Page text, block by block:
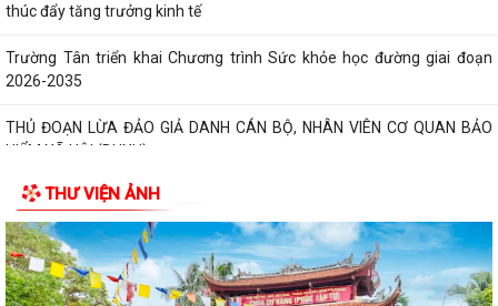
thúc đẩy tăng trưởng kinh tế
Trường Tân triển khai Chương trình Sức khỏe học đường giai đoạn
2026-2035
THỦ ĐOẠN LỪA ĐẢO GIẢ DANH CÁN BỘ, NHÂN VIÊN CƠ QUAN BẢO
HIỂM XÃ HỘI (BHXH)
Xã Trường Tân tăng cường phân loại chất thải rắn sinh hoạt tại nguồn,
thúc đẩy chuyển đổi xanh
Phát huy sức mạnh toàn xã hội trong kiểm soát mất cân bằng giới tính
khi sinh
THƯ VIỆN ẢNH